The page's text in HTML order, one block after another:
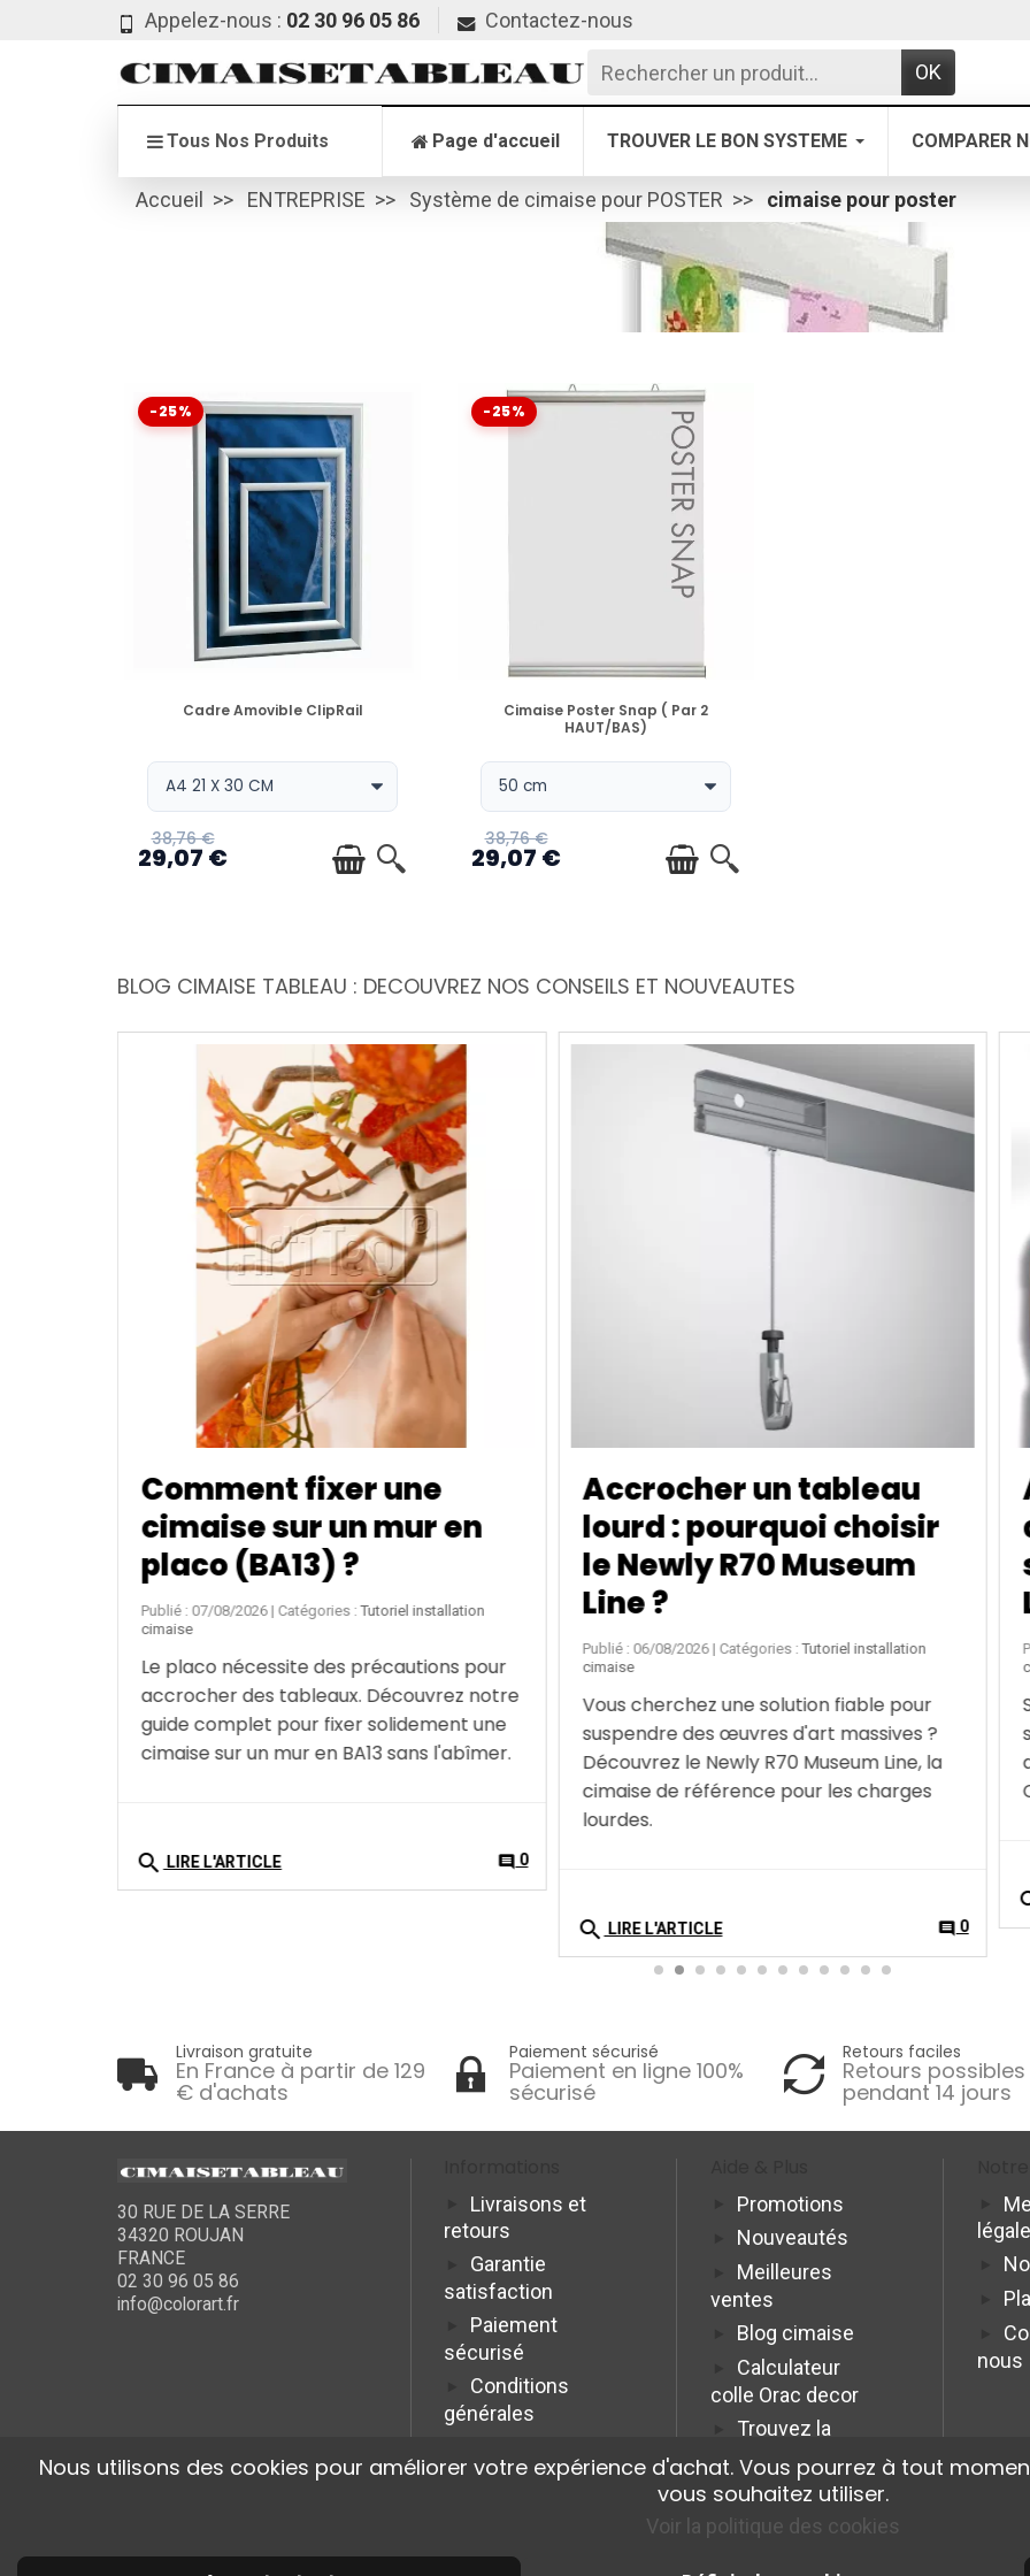
Appelez-nous : 02 30 96 05 86 Contactez-nous
OK
Tous Nos Produits Page d'accueil TROUVER LE BON SYSTEME COMPARER
Accueil ENTREPRISE Système de cimaise pour POSTER cimaise pour poster
-25%
EN STOCK
Cadre Amovible ClipRail
38,76 €
29,07 €
-25%
EN STOCK
Cimaise Poster Snap ( Par 2
HAUT/BAS)
38,76 €
29,07 €
BLOG CIMAISE TABLEAU : DECOUVREZ NOS CONSEILS ET NOUVEAUTES
Accrocher un tableau
lourd : pourquoi choisir
le Newly R70 Museum
Line ?
cimaise
Vous cherchez une solution fiable pour
suspendre des œuvres d'art massives ?
Découvrez le Newly R70 Museum Line, la
Avis et guide
d'installation du
système Combi Pro
Light Artiteq
Publié : 02/08/2026| Catégories :Tutoriel installation
cimaise
Suspension et éclairage réunis en un seul
système : découvrez notre avis et tutoriel
d'installation détaillé pour la cimaise
Combi Pro Light Artiteq.
Livraison gratuite
En France à partir de 129
€ d'achats
Paiement sécurisé
Paiement en ligne 100%
sécurisé
Retours faciles
Retours possibles
pendant 14 jours
30 RUE DE LA SERRE
34320 ROUJAN
FRANCE
02 30 96 05 86
info@colorart.fr
Livraisons et
retours
Garantie
satisfaction
Paiement
sécurisé
Conditions
générales
Promotions
Nouveautés
Meilleures
ventes
Blog cimaise
Calculateur
colle Orac decor
Trouvez la
cimaise idéale
Programme
Affiliation Pro
nous
Nous utilisons des cookies pour améliorer votre expérience d'achat. Vous pourrez à tout
vous souhaitez utiliser.
Voir la politique des cookies